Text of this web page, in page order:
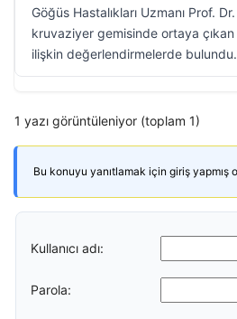
Göğüs Hastalıkları Uzmanı Prof.
kruvaziyer gemisinde ortaya
ilişkin değerlendirmelerde bulundu.
1 yazı görüntüleniyor (toplam 1)
Bu konuyu yanıtlamak için giriş yapmış
Kullanıcı adı:
Parola: